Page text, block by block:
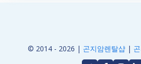
© 2014 - 2026 | 곤지암렌탈샵|